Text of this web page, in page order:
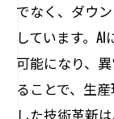
でなく、ダウ
しています。
可能になり、
ることで、生
した技術革新